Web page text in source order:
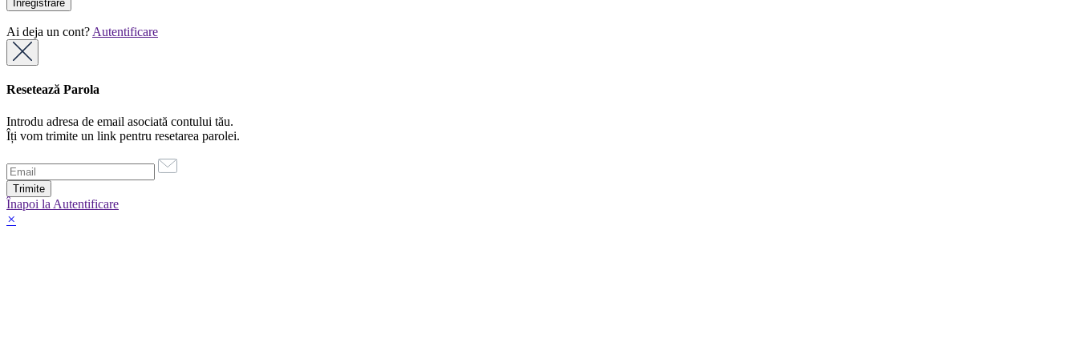
Ai deja un cont? Autentificare
Resetează Parola
Introdu adresa de email asociată contului tău.
Îți vom trimite un link pentru resetarea parolei.
Înapoi la Autentificare
×